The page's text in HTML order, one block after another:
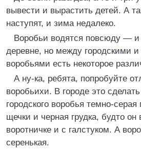
вывести и вырастить детей. А
наступят, и зима недалеко.
Воробьи водятся повсюду — и
деревне, но между городскими
воробьями есть некоторое
А ну-ка, ребята, попробуйте
воробьихи. В городе это
городского воробья темно-серая
щечки и черная грудка, будто
воротничке и с галстуком. А
серенькая.